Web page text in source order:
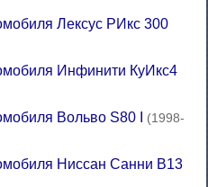
Лексус РИкс 300
Инфинити КуИкс4
Вольво S80 I (1998-
Ниссан Санни В13